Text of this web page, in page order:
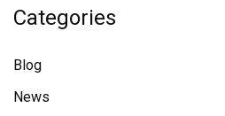
Categories
Blog
News